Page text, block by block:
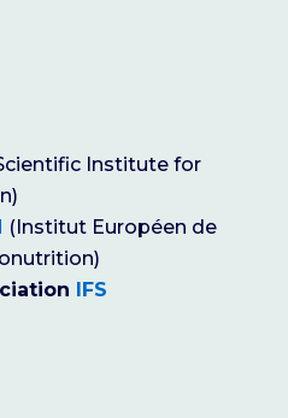
Institute for
(Institut Européen de
IFS